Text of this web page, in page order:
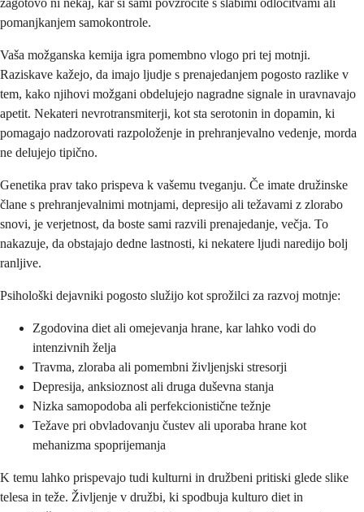
pomanjkanjem samokontrole.
Vaša možganska kemija igra pomembno vlogo pri tej motnji.
Raziskave kažejo, da imajo ljudje s prenajedanjem pogosto razlike v
tem, kako njihovi možgani obdelujejo nagradne signale in uravnavajo
apetit. Nekateri nevrotransmiterji, kot sta serotonin in dopamin, ki
pomagajo nadzorovati razpoloženje in prehranjevalno vedenje, morda
ne delujejo tipično.
Genetika prav tako prispeva k vašemu tveganju. Če imate družinske
člane s prehranjevalnimi motnjami, depresijo ali težavami z zlorabo
snovi, je verjetnost, da boste sami razvili prenajedanje, večja. To
nakazuje, da obstajajo dedne lastnosti, ki nekatere ljudi naredijo bolj
ranljive.
Psihološki dejavniki pogosto služijo kot sprožilci za razvoj motnje:
Zgodovina diet ali omejevanja hrane, kar lahko vodi do
intenzivnih želja
Travma, zloraba ali pomembni življenjski stresorji
Depresija, anksioznost ali druga duševna stanja
Nizka samopodoba ali perfekcionistične težnje
Težave pri obvladovanju čustev ali uporaba hrane kot
mehanizma spoprijemanja
K temu lahko prispevajo tudi kulturni in družbeni pritiski glede slike
telesa in teže. Življenje v družbi, ki spodbuja kulturo diet in